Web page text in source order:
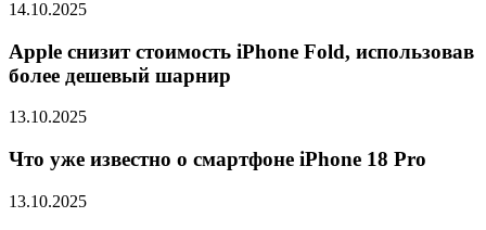
14.10.2025
Apple снизит стоимость iPhone Fold, использовав
более дешевый шарнир
13.10.2025
Что уже известно о смартфоне iPhone 18 Pro
13.10.2025